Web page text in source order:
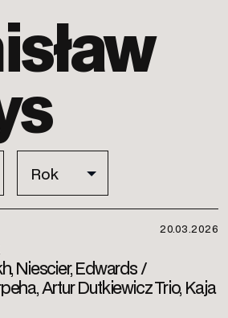
Niescier, Edwards /
Artur Dutkiewicz Trio, Kaja
20.03.2026